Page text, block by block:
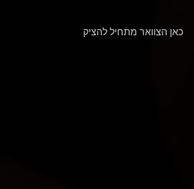
כאן הצוואר מתחיל להציק